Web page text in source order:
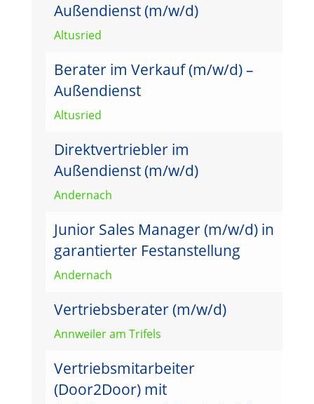
Außendienst (m/w/d)
Altusried
Berater im Verkauf (m/w/d) –
Außendienst
Altusried
Direktvertriebler im
Außendienst (m/w/d)
Andernach
Junior Sales Manager (m/w/d) in
garantierter Festanstellung
Andernach
Vertriebsberater (m/w/d)
Annweiler am Trifels
Vertriebsmitarbeiter
(Door2Door) mit